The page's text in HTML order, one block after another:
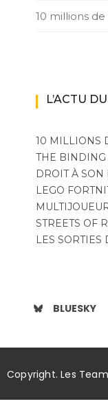
10 millions
L’ACTU
10 MILLIONS
THE BINDING
DROIT À SON
LEGO
STREETS OF
LES SORTIES
BLUESKY
Copyright. Les